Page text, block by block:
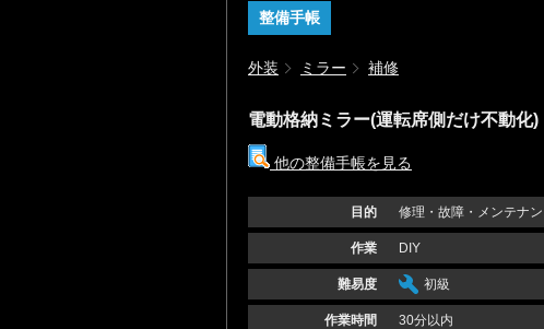
整備手帳
外装 ミラー 補修
電動格納ミラー(運転席側だけ不動化)
他の整備手帳を見る
目的 修理・故障・メンテナ
作業 DIY
難易度 初級
作業時間 30分以内